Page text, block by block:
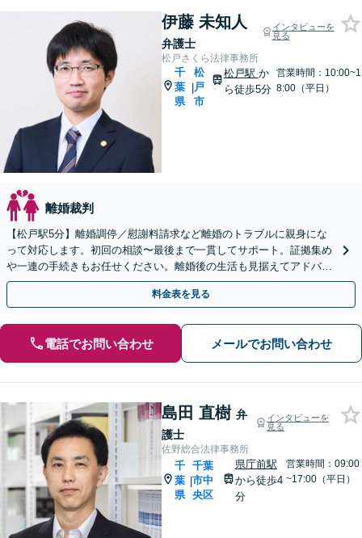
伊藤 未知人
弁護士
インタビューを
見る
松戸さくら法律事務所
千
葉
県
|
松
戸
市
松戸駅 か
ら徒歩5分
営業時間：10:00~1
8:00（平日）
離婚裁判
【松戸駅5分】離婚調停／慰謝料請求など離婚のトラブルに親身にな
って対応します。初回の相談〜最後まで一貫してサポート。証拠集め
や一連の手続きもお任せください。離婚後の生活も見据えてアドバイ
スいたします。【初回相談無料】【夜間・休日相談可能】
料金表を見る
電話でお問い合わせ メールでお問い合わせ
島田 直樹 弁
護士
インタビューを
見る
佐野総合法律事務所
千
葉
県
|
千葉
市中
央区
県庁前駅
から徒歩4
分
営業時間：09:00
~17:00（平日）